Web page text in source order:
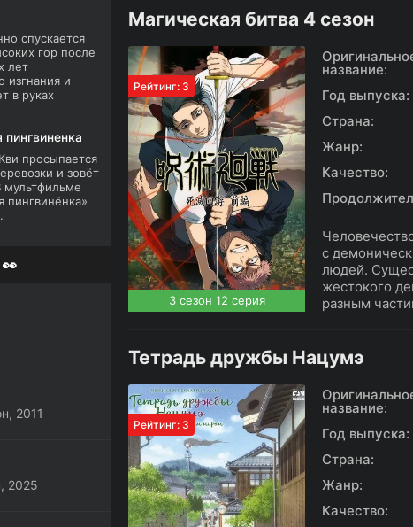
Магическая битва 4 сезон
Рейтинг: 3
3 сезон 12 серия
название:
Год выпуска:
Страна:
Жанр:
Качество:
с
людей.
жестокого
разным
Тетрадь дружбы Нацумэ
Рейтинг: 3
название:
Год выпуска:
Страна:
Жанр:
Качество:
спускается
гор после
лет
изгнания и
в руках
просыпается
и зовёт
мультфильме
пингвинёнка»
2011
2025